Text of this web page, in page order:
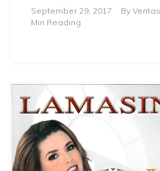
September 29, 2017 By
Min Reading